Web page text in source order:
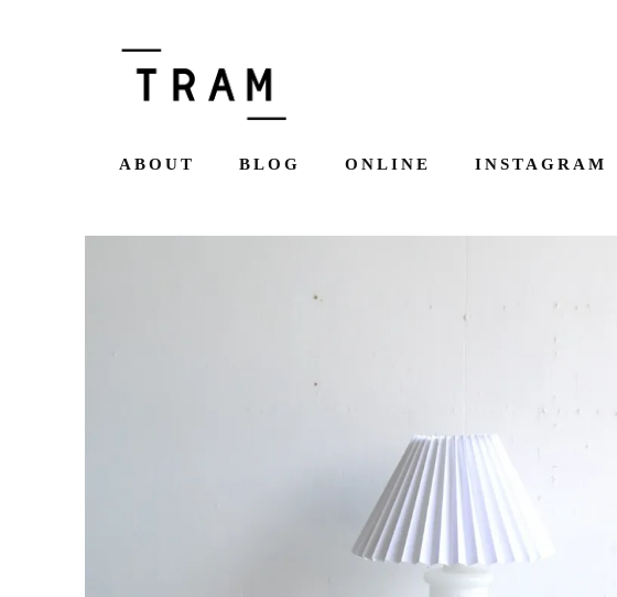
ABOUT BLOG ONLINE INSTAGRAM